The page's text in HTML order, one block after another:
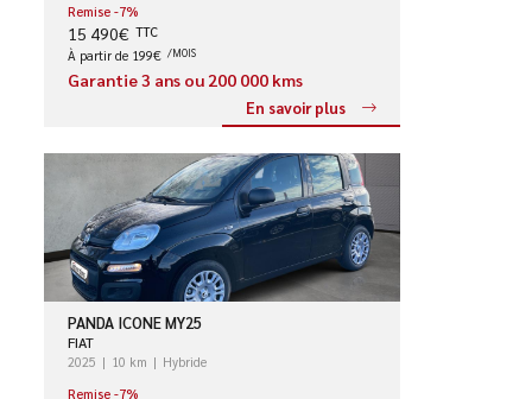
Remise -7%
15 490€ TTC
À partir de 199€ /MOIS
Garantie 3 ans ou 200 000 kms
En savoir plus
PANDA ICONE MY25
FIAT
2025 10 km
Hybride
Remise -7%